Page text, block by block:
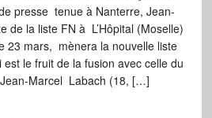
presse tenue à Nanterre, Jean-
de la liste FN à L’Hôpital (Moselle)
23 mars, mènera la nouvelle liste
le fruit de la fusion avec celle du
Marcel Labach (18, […]